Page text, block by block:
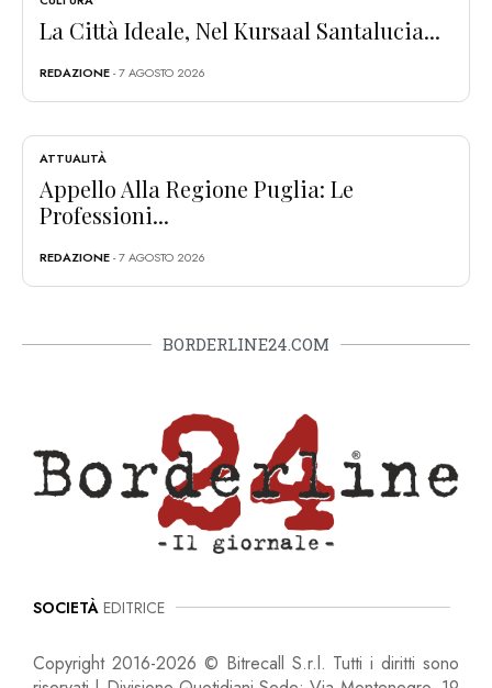
La Città Ideale, Nel Kursaal Santalucia...
REDAZIONE- 7 AGOSTO 2026
ATTUALITÀ
Appello Alla Regione Puglia: Le
Professioni...
REDAZIONE- 7 AGOSTO 2026
BORDERLINE24.COM
SOCIETÀ EDITRICE
Copyright 2016-2026 © Bitrecall S.r.l. Tutti i diritti sono